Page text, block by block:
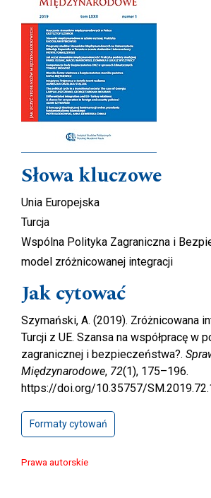
Słowa kluczowe
Unia Europejska
Turcja
Wspólna Polityka Zagraniczna i
model zróżnicowanej integracji
Jak cytować
Szymański, A. (2019). Zróżnicowana
Turcji z UE. Szansa na współpracę w
zagranicznej i bezpieczeństwa?.
Międzynarodowe, 72(1), 175–196.
https://doi.org/10.35757/
Formaty cytowań
Prawa autorskie